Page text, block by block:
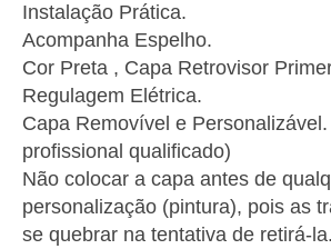
Instalação Prática.
Acompanha Espelho.
Cor Preta , Capa Retrovisor
Regulagem Elétrica.
Capa Removível e
profissional qualificado)
Não colocar a capa antes de
personalização (pintura), pois as
se quebrar na tentativa de retirá-la.